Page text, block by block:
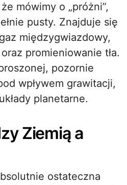
mówimy o „próżni”,
pusty. Znajduje się
międzygwiazdowy,
promieniowanie tła.
pozornie
wpływem grawitacji,
planetarne.
Ziemią a
ostateczna